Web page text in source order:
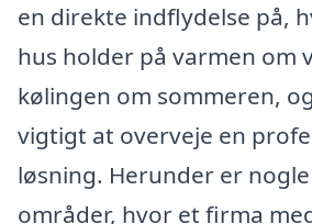
en direkte indflydelse på,
hus holder på varmen om
kølingen om sommeren,
vigtigt at overveje en
løsning. Herunder er
områder, hvor et firma